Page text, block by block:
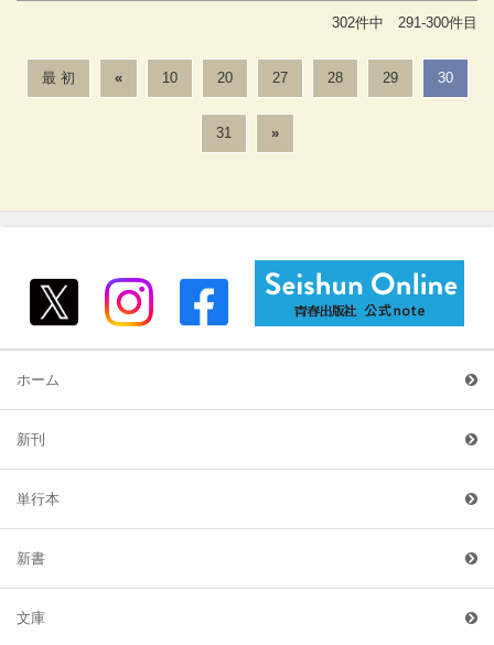
302件中 291-300件目
最 初 « 10 20 27 28 29 30
31 »
ホーム
新刊
単行本
新書
文庫